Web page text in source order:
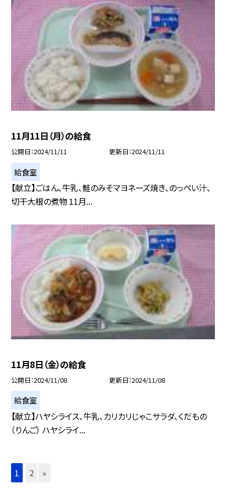
11月11日（月）の給食
公開日 2024/11/11 更新日 2024/11/11
給食室
【献立】ごはん、牛乳、鮭のみそマヨネーズ焼き、のっぺい汁、
切干大根の煮物 11月...
11月8日（金）の給食
公開日 2024/11/08 更新日 2024/11/08
給食室
【献立】ハヤシライス、牛乳、カリカリじゃこサラダ、くだもの
（りんご） ハヤシライ...
1 2 »